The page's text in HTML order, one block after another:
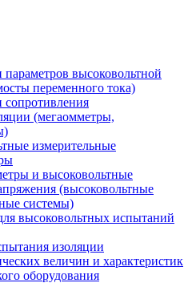
высоковольтной
переменного тока)
сопротивления
(мегаомметры,
измерительные
и высоковольтные
(высоковольтные
системы)
высоковольтных испытаний
изоляции
величин и характеристик
оборудования